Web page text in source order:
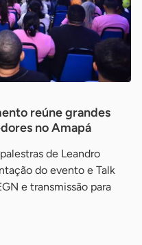
reúne grandes
no Amapá
de Leandro
do evento e Talk
e transmissão para